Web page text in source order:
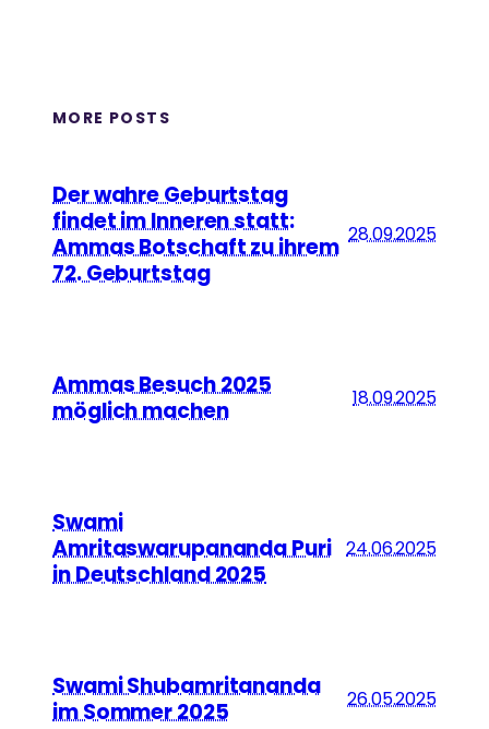
MORE POSTS
Der wahre Geburtstag
findet im Inneren statt:
Ammas Botschaft zu ihrem
72. Geburtstag
28.09.2025
Ammas Besuch 2025
möglich machen
18.09.2025
Swami
Amritaswarupananda Puri
in Deutschland 2025
24.06.2025
Swami Shubamritananda
im Sommer 2025
26.05.2025